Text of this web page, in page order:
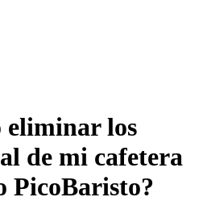
eliminar los
de mi cafetera
PicoBaristo?